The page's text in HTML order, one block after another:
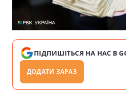
ПІДПИШІТЬСЯ НА НАС В
ДОДАТИ ЗАРАЗ